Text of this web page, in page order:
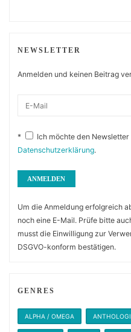
NEWSLETTER
Anmelden und keinen Beitrag
*
Ich möchte den
Datenschutzerklärung.
Um die Anmeldung erfolgreich
noch eine E-Mail. Prüfe bitte
musst die Einwilligung zur
DSGVO-konform bestätigen.
GENRES
ALPHA / OMEGA